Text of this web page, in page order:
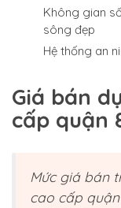
Không gian
sông đẹp
Hệ thống an
Giá bán
cấp quận
Mức giá bán
cao cấp